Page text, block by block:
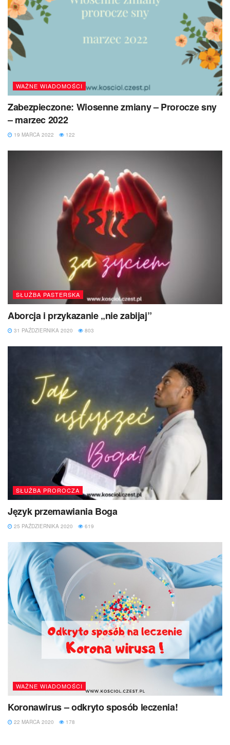
WAŻNE WIADOMOŚCI
Zabezpieczone: Wiosenne zmiany – Prorocze sny
– marzec 2022
19 MARCA 2022 122
SŁUŻBA PASTERSKA
Aborcja i przykazanie „nie zabijaj”
31 PAŹDZIERNIKA 2020 803
SŁUŻBA PROROCZA
Język przemawiania Boga
25 PAŹDZIERNIKA 2020 619
WAŻNE WIADOMOŚCI
Koronawirus – odkryto sposób leczenia!
22 MARCA 2020 178